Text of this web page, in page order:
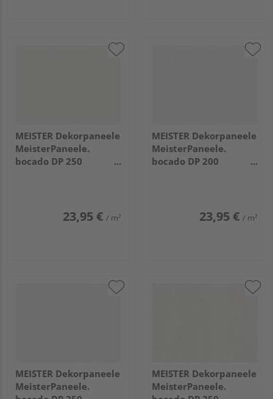
MEISTER Dekorpaneele
MeisterPaneele.
bocado DP 250
23,95 € / m²
MEISTER Dekorpaneele
MeisterPaneele.
bocado DP 200
23,95 € / m²
MEISTER Dekorpaneele
MeisterPaneele.
MEISTER Dekorpaneele
MeisterPaneele.